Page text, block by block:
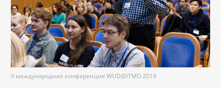
V международная конференция WUD@ITMO 2019